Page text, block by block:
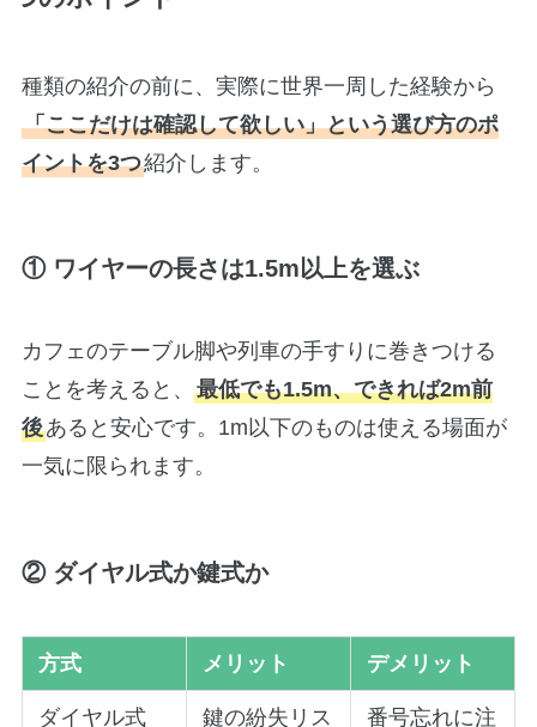
種類の紹介の前に、実際に世界一周した経験から
「ここだけは確認して欲しい」という選び方のポ
イントを3つ紹介します。
① ワイヤーの長さは1.5m以上を選ぶ
カフェのテーブル脚や列車の手すりに巻きつける
ことを考えると、 最低でも1.5m、できれば2m前
後あると安心です。1m以下のものは使える場面が
一気に限られます。
② ダイヤル式か鍵式か
方式 メリット デメリット
ダイヤル式
鍵の紛失リス
番号忘れに注